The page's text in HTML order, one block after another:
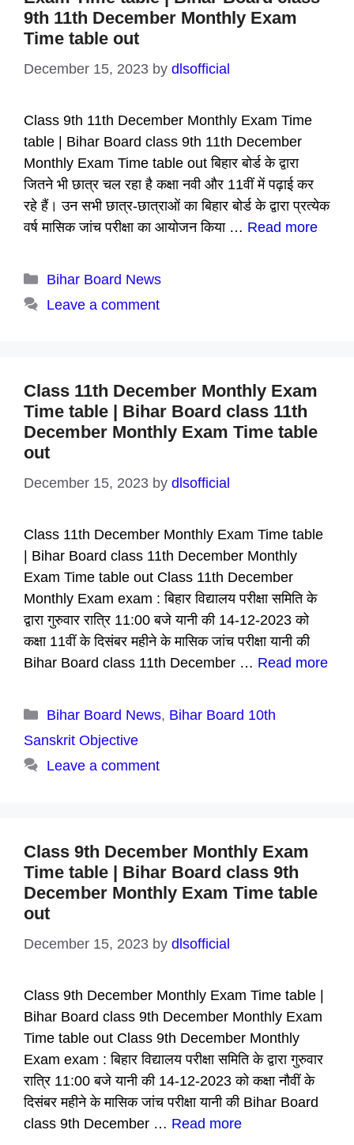
9th 11th December Monthly Exam
Time table out
December 15, 2023 by dlsofficial
Class 9th 11th December Monthly Exam Time
table | Bihar Board class 9th 11th December
Monthly Exam Time table out बिहार बोर्ड के द्वारा
जितने भी छात्र चल रहा है कक्षा नवी और 11वीं में पढ़ाई कर
रहे हैं। उन सभी छात्र-छात्राओं का बिहार बोर्ड के द्वारा प्रत्येक
वर्ष मासिक जांच परीक्षा का आयोजन किया … Read more
Categories
Bihar Board News
Leave a comment
Class 11th December Monthly Exam
Time table | Bihar Board class 11th
December Monthly Exam Time table
out
December 15, 2023 by dlsofficial
Class 11th December Monthly Exam Time table
| Bihar Board class 11th December Monthly
Exam Time table out Class 11th December
Monthly Exam exam : बिहार विद्यालय परीक्षा समिति के
द्वारा गुरुवार रात्रि 11:00 बजे यानी की 14-12-2023 को
कक्षा 11वीं के दिसंबर महीने के मासिक जांच परीक्षा यानी की
Bihar Board class 11th December … Read more
Categories
Bihar Board News, Bihar Board 10th
Sanskrit Objective
Leave a comment
Class 9th December Monthly Exam
Time table | Bihar Board class 9th
December Monthly Exam Time table
out
December 15, 2023 by dlsofficial
Class 9th December Monthly Exam Time table |
Bihar Board class 9th December Monthly Exam
Time table out Class 9th December Monthly
Exam exam : बिहार विद्यालय परीक्षा समिति के द्वारा गुरुवार
रात्रि 11:00 बजे यानी की 14-12-2023 को कक्षा नौवीं के
दिसंबर महीने के मासिक जांच परीक्षा यानी की Bihar Board
class 9th December … Read more